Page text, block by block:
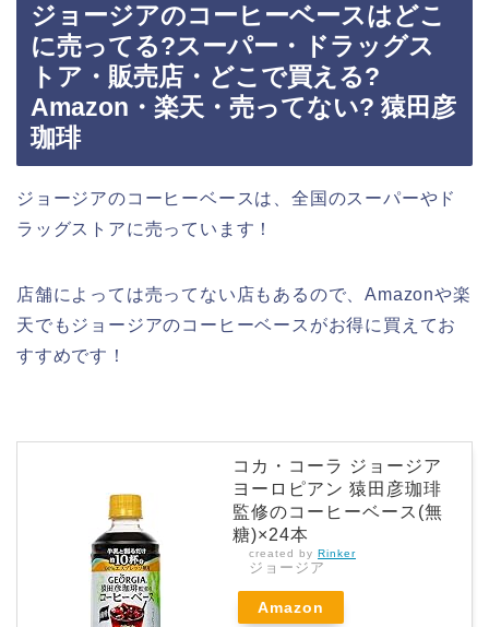
ジョージアのコーヒーベースはどこ
に売ってる?スーパー・ドラッグス
トア・販売店・どこで買える?
Amazon・楽天・売ってない? 猿田彦
珈琲
ジョージアのコーヒーベースは、全国のスーパーやド
ラッグストアに売っています！
店舗によっては売ってない店もあるので、Amazonや楽
天でもジョージアのコーヒーベースがお得に買えてお
すすめです！
コカ・コーラ ジョージア
ヨーロピアン 猿田彦珈琲
監修のコーヒーベース(無
糖)×24本
created by Rinker
ジョージア
Amazon